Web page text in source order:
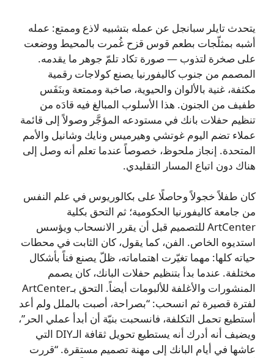
يتحدث تايلر سبانجل عن عمله بتشبيه لاذع وممتع: عمله
أشبه بمثلّجات بطعم قوس قزح غُمرت بالمحيط ووضعت
على صخرة لتذوب — صورة تكاد تلمّ جوهر ما يقدمه.
المصمم من جنوب كاليفورنيا يصنع كولاجات رقمية
مكثفة، غنية بالألوان والحيوية، صاخبة وممتعة وبنَفَس
طفيف من الجنون. هذا الأسلوب المبالغ فيه قادَه من
تنظيم حفلات بانك في مستودعه المؤجَّر وصولاً إلى قائمة
عملاء تضم اليوم غوتشي وهيرميس ونايك وشانيل والأمم
المتحدة. إنجاز ملحوظ، خصوصاً عندما تعلم أنه وصل إلى
هناك دون اتباع المسار التقليدي.
كان طفلاً خجولاً وحاصلًا على بكالوريوس في علم النفس
من جامعة كاليفورنيا الحكومية؛ ثم التحق بكلية
ArtCenter للتصميم قبل أن يقرر الانسحاب ويؤسس
استديوه الخاص. الفن، كما يقول، كان الثابت في محطات
حياته كلها: مهما تغيّرت اهتماماته، ظلّ يصنع فناً بأشكال
مختلفة. عندما بدأ بتنظيم حفلات البانك، كان يصمم
المنشورات والأغلفة للألبومات أيضاً. التحق بـArtCenter
لفترة قصيرة ثم انسحب: “بصراحة، أصبت بالملل ولم أعد
أستطيع تحمل التكلفة، فانسحبت بنيّة أن أبدأ عملي الحر”،
ويضيف أنه أدرك أنه يستطيع تحويل ثقافة الـDIY التي
عاشها في أيام البانك إلى مهنة تصميم مستقرة. “قررت